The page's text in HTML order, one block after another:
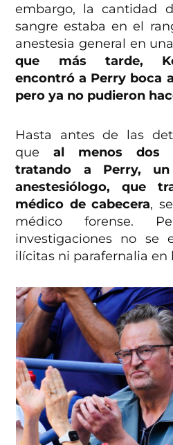
embargo, la cantidad
sangre estaba en el
anestesia general en
que más tarde,
encontró a Perry boca
pero ya no pudieron
Hasta antes de las
queal menos dos
tratando a Perry,
anestesiólogo, que
médico de cabecera,
médico forense.
investigaciones no se
ilícitas ni parafernalia en